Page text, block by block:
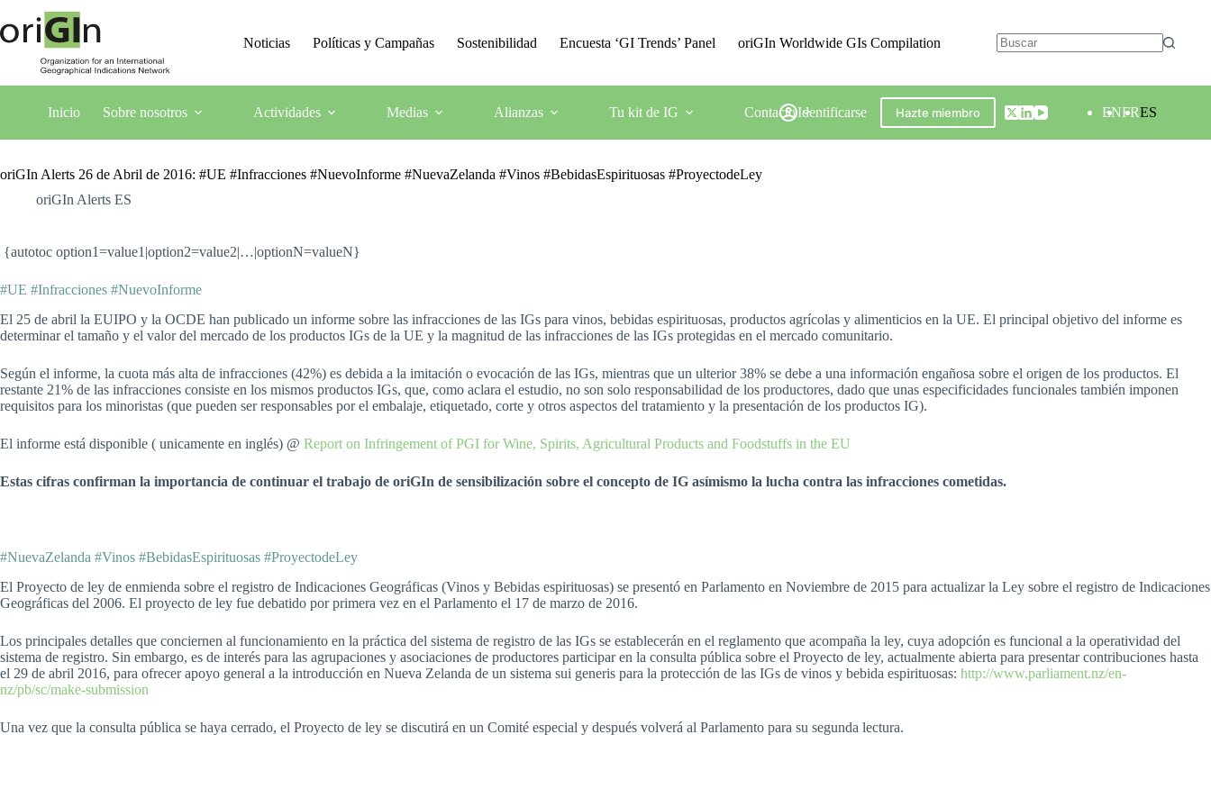
Noticias Políticas y Campañas Sostenibilidad Encuesta ‘GI Trends’ Panel oriGIn Worldwide GIs Compilation
Inicio Sobre nosotros Actividades Medias Alianzas Tu kit de IG ContactoIdentificarse Hazte miembro ENFRES
oriGIn Alerts 26 de Abril de 2016: #UE #Infracciones #NuevoInforme #NuevaZelanda #Vinos #BebidasEspirituosas #ProyectodeLey
oriGIn Alerts ES
{autotoc option1=value1|option2=value2|…|optionN=valueN}
#UE #Infracciones #NuevoInforme
El 25 de abril la EUIPO y la OCDE han publicado un informe sobre las infracciones de las IGs para vinos, bebidas espirituosas, productos agrícolas y alimenticios en la UE. El principal objetivo del informe es
determinar el tamaño y el valor del mercado de los productos IGs de la UE y la magnitud de las infracciones de las IGs protegidas en el mercado comunitario.
Según el informe, la cuota más alta de infracciones (42%) es debida a la imitación o evocación de las IGs, mientras que un ulterior 38% se debe a una información engañosa sobre el origen de los productos. El
restante 21% de las infracciones consiste en los mismos productos IGs, que, como aclara el estudio, no son solo responsabilidad de los productores, dado que unas especificidades funcionales también imponen
requisitos para los minoristas (que pueden ser responsables por el embalaje, etiquetado, corte y otros aspectos del tratamiento y la presentación de los productos IG).
El informe está disponible ( unicamente en inglés) @ Report on Infringement of PGI for Wine, Spirits, Agricultural Products and Foodstuffs in the EU
Estas cifras confirman la importancia de continuar el trabajo de oriGIn de sensibilización sobre el concepto de IG asímismo la lucha contra las infracciones cometidas.
#NuevaZelanda #Vinos #BebidasEspirituosas #ProyectodeLey
El Proyecto de ley de enmienda sobre el registro de Indicaciones Geográficas (Vinos y Bebidas espirituosas) se presentó en Parlamento en Noviembre de 2015 para actualizar la Ley sobre el registro de Indicaciones
Geográficas del 2006. El proyecto de ley fue debatido por primera vez en el Parlamento el 17 de marzo de 2016.
Los principales detalles que conciernen al funcionamiento en la práctica del sistema de registro de las IGs se establecerán en el reglamento que acompaña la ley, cuya adopción es funcional a la operatividad del
sistema de registro. Sin embargo, es de interés para las agrupaciones y asociaciones de productores participar en la consulta pública sobre el Proyecto de ley, actualmente abierta para presentar contribuciones hasta
el 29 de abril 2016, para ofrecer apoyo general a la introducción en Nueva Zelanda de un sistema sui generis para la protección de las IGs de vinos y bebida espirituosas: http://www.parliament.nz/en-
nz/pb/sc/make-submission
Una vez que la consulta pública se haya cerrado, el Proyecto de ley se discutirá en un Comité especial y después volverá al Parlamento para su segunda lectura.